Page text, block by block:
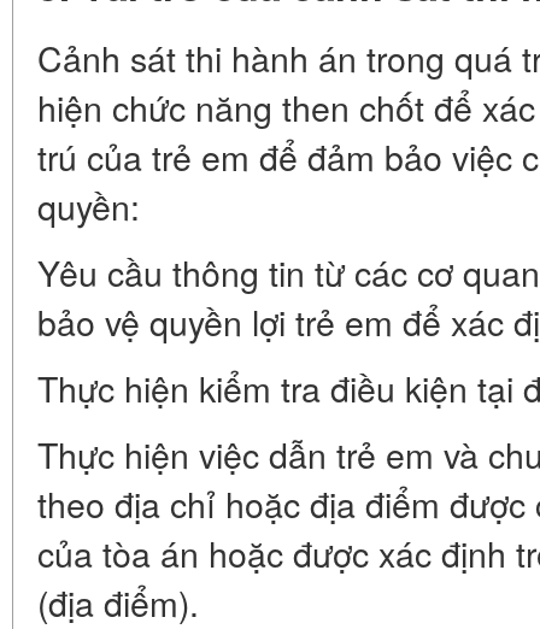
Cảnh sát thi hành án trong quá
hiện chức năng then chốt để
trú của trẻ em để đảm bảo việc
quyền:
Yêu cầu thông tin từ các cơ
bảo vệ quyền lợi trẻ em để xác
Thực hiện kiểm tra điều kiện tại
Thực hiện việc dẫn trẻ em và
theo địa chỉ hoặc địa điểm
của tòa án hoặc được xác định
(địa điểm).